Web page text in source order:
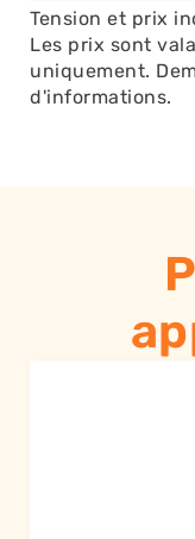
Tension et prix
Les prix sont
uniquement.
d'informations.